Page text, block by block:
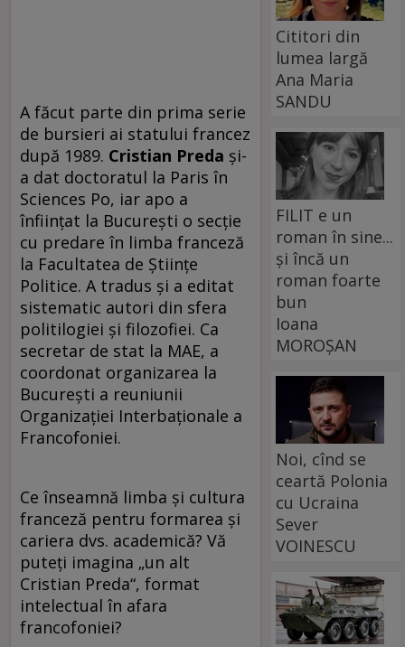
A făcut parte din prima serie
de bursieri ai statului francez
după 1989. Cristian Preda şi-
a dat doctoratul la Paris în
Sciences Po, iar apo a
înfiinţat la Bucureşti o secţie
cu predare în limba franceză
la Facultatea de Ştiinţe
Politice. A tradus şi a editat
sistematic autori din sfera
politilogiei şi filozofiei. Ca
secretar de stat la MAE, a
coordonat organizarea la
Bucureşti a reuniunii
Organizaţiei Interbaţionale a
Francofoniei.
Ce înseamnă limba şi cultura
franceză pentru formarea şi
cariera dvs. academică? Vă
puteţi imagina „un alt
Cristian Preda“, format
intelectual în afara
francofoniei?
Cititori din
lumea largă
Ana Maria
SANDU
FILIT e un
roman în sine...
și încă un
roman foarte
bun
Ioana
MOROȘAN
Noi, cînd se
ceartă Polonia
cu Ucraina
Sever
VOINESCU